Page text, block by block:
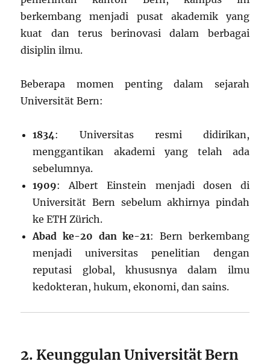
berkembang menjadi pusat akademik yang
kuat dan terus berinovasi dalam berbagai
disiplin ilmu.
Beberapa momen penting dalam sejarah
Universität Bern:
1834: Universitas resmi didirikan,
menggantikan akademi yang telah ada
sebelumnya.
1909: Albert Einstein menjadi dosen di
Universität Bern sebelum akhirnya pindah
ke ETH Zürich.
Abad ke-20 dan ke-21: Bern berkembang
menjadi universitas penelitian dengan
reputasi global, khususnya dalam ilmu
kedokteran, hukum, ekonomi, dan sains.
2. Keunggulan Universität Bern